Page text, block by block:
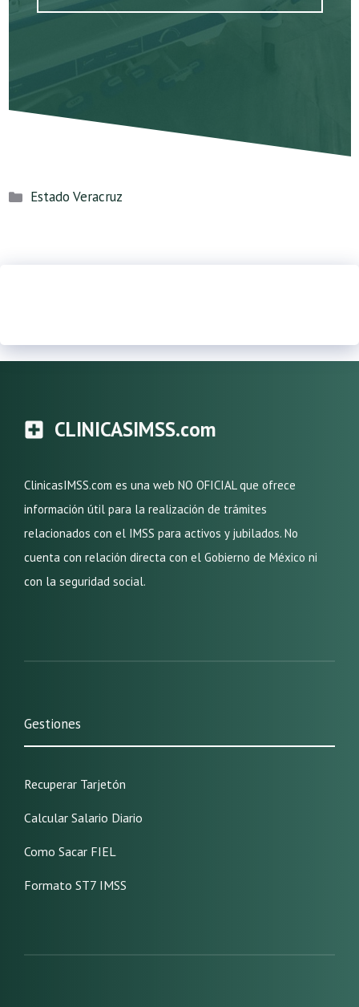
Categorías
Estado Veracruz
CLINICASIMSS.com
ClinicasIMSS.com es una web NO OFICIAL que ofrece
información útil para la realización de trámites
relacionados con el IMSS para activos y jubilados. No
cuenta con relación directa con el Gobierno de México ni
con la seguridad social.
Gestiones
Recuperar Tarjetón
Calcular Salario Diario
Como Sacar FIEL
Formato ST7 IMSS